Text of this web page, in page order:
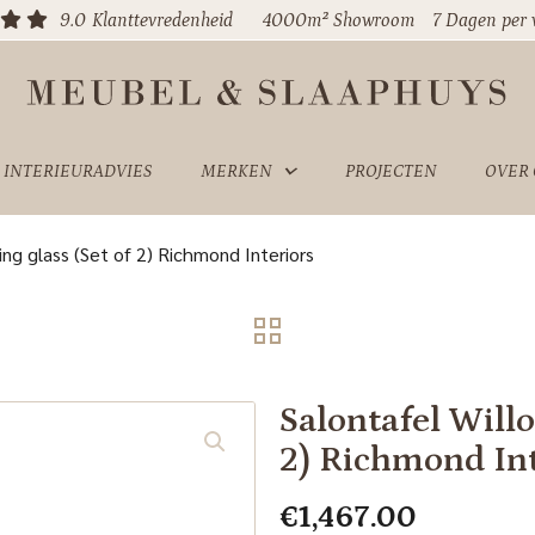
9.0 Klanttevredenheid 4000m² Showroom 7 Dagen per
INTERIEURADVIES MERKEN PROJECTEN OVER
glass (Set of 2) Richmond Interiors
Salontafel
2) Richmond
€1,467.00